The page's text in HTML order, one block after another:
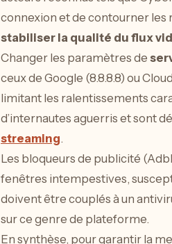
connexion et de contourner les
stabiliser la qualité du flux
Changer les paramètres de
ceux de Google (8.8.8.8) ou
limitant les ralentissements
d’internautes aguerris et sont
streaming.
Les bloqueurs de publicité
fenêtres intempestives,
doivent être couplés à un
sur ce genre de plateforme.
En synthèse, pour garantir la